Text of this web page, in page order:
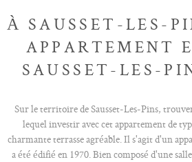
À SAUSSET-LES-
APPARTEMENT
SAUSSET-LES-
Sur le territoire de Sausset-Les-Pins,
lequel investir avec cet appartement de
charmante terrasse agréable. Il s'agit d'un
a été édifié en 1970. Bien composé d'une